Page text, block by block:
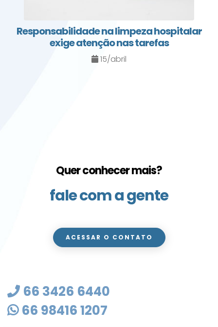
Responsabilidade na limpeza hospitalar
exige atenção nas tarefas
15/abril
Quer conhecer mais?
fale com a gente
ACESSAR O CONTATO
66 3426 6440
66 98416 1207